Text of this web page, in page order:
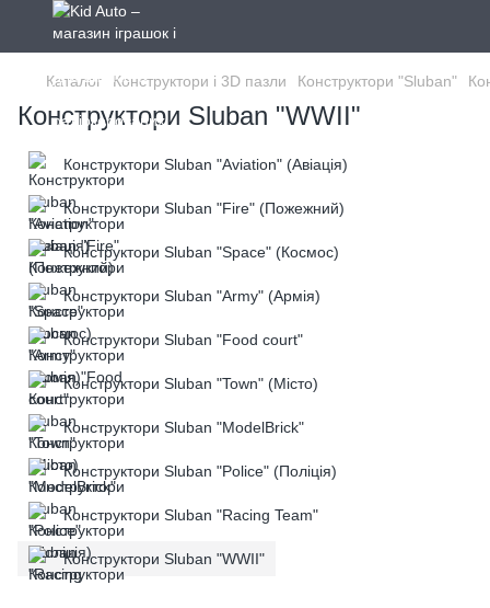
Каталог Конструктори і 3D пазли Конструктори "Sluban"
Конструктори Sluban "WWII"
Конструктори Sluban "Aviation" (Авіація)
Конструктори Sluban "Fire" (Пожежний)
Конструктори Sluban "Space" (Космос)
Конструктори Sluban "Army" (Армія)
Конструктори Sluban "Food court"
Конструктори Sluban "Town" (Місто)
Конструктори Sluban "ModelBrick"
Конструктори Sluban "Police" (Поліція)
Конструктори Sluban "Racing Team"
Конструктори Sluban "WWII"